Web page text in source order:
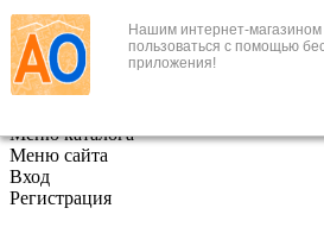
Нашим интернет-магазином
пользоваться с помощью
приложения!
+7 (495) 646-888-1
В корзине
Меню каталога
Меню сайта
Вход
Регистрация